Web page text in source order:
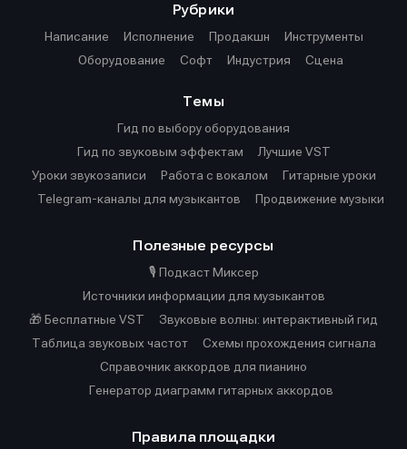
Рубрики
Написание
Исполнение Продакшн
Инструменты
Оборудование
Софт Индустрия Сцена
Темы
Гид по выбору оборудования
Гид по звуковым эффектам
Лучшие VST
Уроки звукозаписи
Работа с вокалом
Гитарные уроки
Telegram-каналы для музыкантов
Продвижение музыки
Полезные ресурсы
🎙️ Подкаст Миксер
Источники информации для музыкантов
🎁 Бесплатные VST
Звуковые волны: интерактивный гид
Таблица звуковых частот
Cхемы прохождения сигнала
Справочник аккордов для пианино
Генератор диаграмм гитарных аккордов
Правила площадки